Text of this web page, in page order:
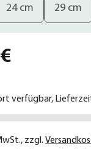
24 cm 29 cm
verfügbar,
, zzgl.